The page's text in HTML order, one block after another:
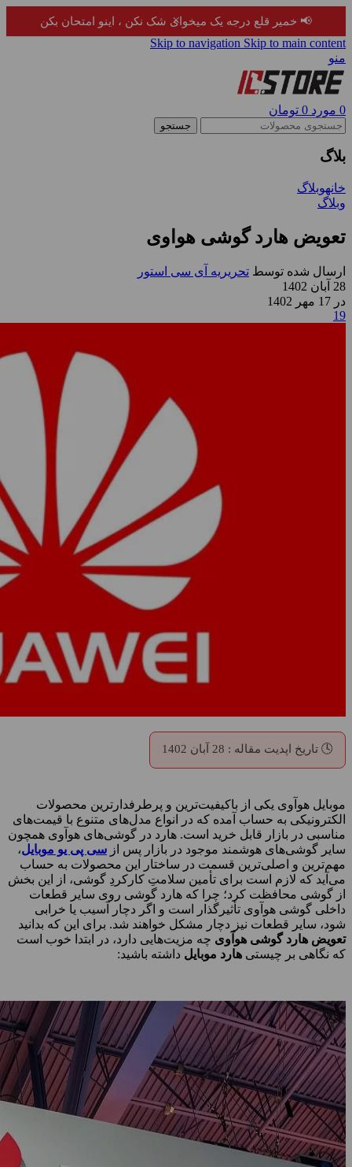
📢 خمیر قلع درجه یک میخوای شک نکن ، اینو امتحان بکن
×
Skip to navigation Skip to main content
منو
0 مورد 0 تومان
جستجو
بلاگ
خانهوبلاگ
وبلاگ
تعویض هارد گوشی هواوی
ارسال شده توسط تحریریه آی سی استور
28 آبان 1402
در 17 مهر 1402
19
🕓 تاریخ اپدیت مقاله : 28 آبان 1402
موبایل هوآوی یکی از باکیفیت‌ترین و پرطرفدارترین محصولات
الکترونیکی به حساب آمده که در انواع مدل‌های متنوع با قیمت‌های
مناسبی در بازار قابل خرید است. هارد در گوشی‌های هوآوی همچون
سایر گوشی‌های هوشمند موجود در بازار پس از سی پی یو موبایل،
مهم‌ترین و اصلی‌ترین قسمت در ساختار این محصولات به حساب
می‌آید که لازم است برای تأمین سلامتِ کارکردِ گوشی، از این بخش
از گوشی محافظت کرد؛ چرا که هارد گوشی روی سایر قطعات
داخلی گوشی هوآوی تأثیرگذار است و اگر دچار آسیب یا خرابی
شود، سایر قطعات نیز دچار مشکل خواهند شد. برای این که بدانید
تعویض هارد گوشی هوآوی چه مزیت‌هایی دارد، در ابتدا خوب است
که نگاهی بر چیستی هارد موبایل داشته باشید: